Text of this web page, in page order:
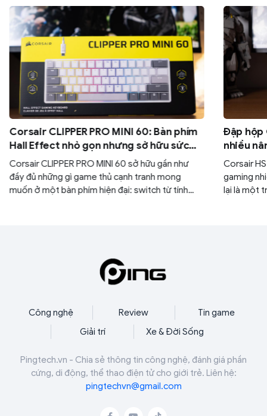
Corsair CLIPPER PRO MINI 60: Bàn phím
Hall Effect nhỏ gọn nhưng sở hữu sức
mạnh
Corsair CLIPPER PRO MINI 60 sở hữu gần như
đầy đủ những gì game thủ cạnh tranh mong
muốn ở một bàn phím hiện đại: switch từ tính
Đập hộp
nhiều
tai nghe
Corsair
gaming
lại là một
Công nghệ Review
Tin game
Giải trí
Xe & Đời Sống
Pingtech.vn - Chia sẻ thông tin công nghệ, đánh giá phần
cứng, di động, thể thao điện tử cho giới trẻ. Liên hệ:
pingtechvn@gmail.com